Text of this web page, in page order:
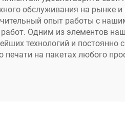
обслуживания на рынке
опыт работы с
Одним из элементов
технологий и
печати на пакетах любого